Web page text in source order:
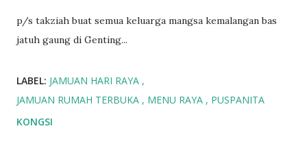
p/s takziah buat semua keluarga mangsa kemalangan bas
jatuh gaung di Genting...
LABEL: JAMUAN HARI RAYA
JAMUAN RUMAH TERBUKA
MENU RAYA
PUSPANITA
KONGSI